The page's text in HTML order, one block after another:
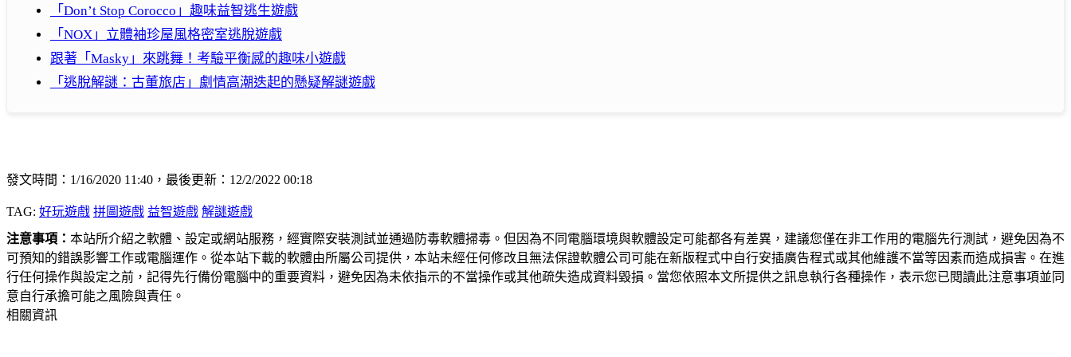
「Don’t Stop Corocco」趣味益智逃生遊戲
「NOX」立體袖珍屋風格密室逃脫遊戲
跟著「Masky」來跳舞！考驗平衡感的趣味小遊戲
「逃脫解謎：古董旅店」劇情高潮迭起的懸疑解謎遊戲
發文時間：1/16/2020 11:40，最後更新：12/2/2022 00:18
TAG: 好玩遊戲 拼圖遊戲 益智遊戲 解謎遊戲
注意事項： 本站所介紹之軟體、設定或網站服務，經實際安裝測試並通過防毒軟體掃毒。但因為不同電腦環境與軟體設定可能都各有差異，建議您僅在非工作用的電腦先行測試，避免因為不
可預知的錯誤影響工作或電腦運作。從本站下載的軟體由所屬公司提供，本站未經任何修改且無法保證軟體公司可能在新版程式中自行安插廣告程式或其他維護不當等因素而造成損害。在進
行任何操作與設定之前，記得先行備份電腦中的重要資料，避免因為未依指示的不當操作或其他疏失造成資料毀損。當您依照本文所提供之訊息執行各種操作，表示您已閱讀此注意事項並同
意自行承擔可能之風險與責任。
相關資訊